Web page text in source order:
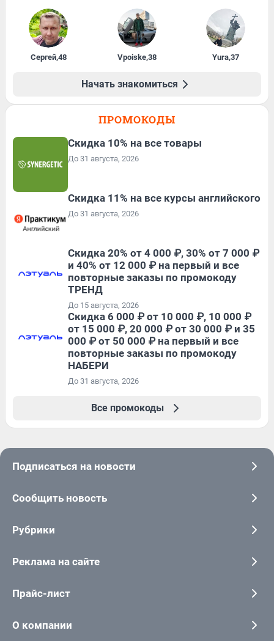
Сергей,48 Vpoiske,38 Yura,37
Начать знакомиться
ПРОМОКОДЫ
Скидка 10% на все товары
До 31 августа, 2026
Скидка 11% на все курсы английского
До 31 августа, 2026
Скидка 20% от 4 000 ₽, 30% от 7 000 ₽
и 40% от 12 000 ₽ на первый и все
повторные заказы по промокоду
ТРЕНД
До 15 августа, 2026
Скидка 6 000 ₽ от 10 000 ₽, 10 000 ₽
от 15 000 ₽, 20 000 ₽ от 30 000 ₽ и 35
000 ₽ от 50 000 ₽ на первый и все
повторные заказы по промокоду
НАБЕРИ
До 31 августа, 2026
Все промокоды
Подписаться на новости
Сообщить новость
Рубрики
Реклама на сайте
Прайс-лист
О компании